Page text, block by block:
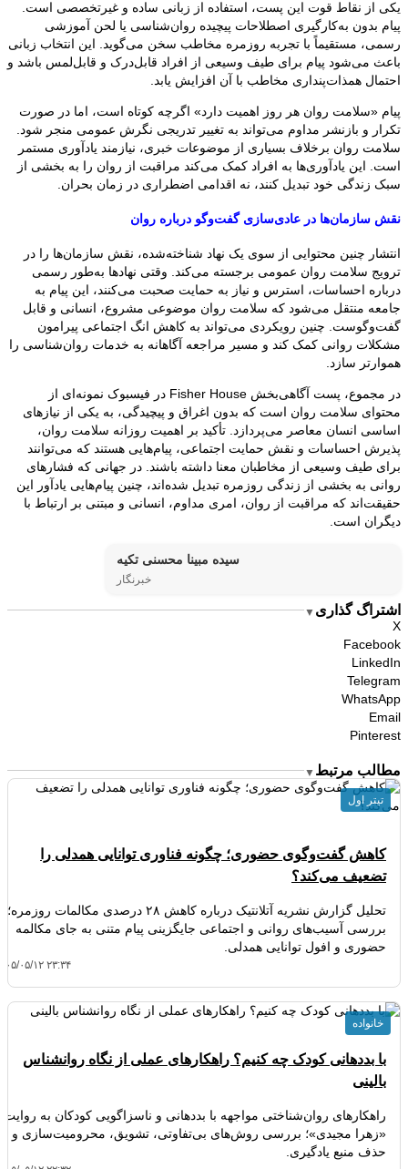
یکی از نقاط قوت این پست، استفاده از زبانی ساده و غیرتخصصی است.
پیام بدون به‌کارگیری اصطلاحات پیچیده روان‌شناسی یا لحن آموزشی
رسمی، مستقیماً با تجربه روزمره مخاطب سخن می‌گوید. این انتخاب زبانی
باعث می‌شود پیام برای طیف وسیعی از افراد قابل‌درک و قابل‌لمس باشد و
احتمال همذات‌پنداری مخاطب با آن افزایش یابد.
پیام «سلامت روان هر روز اهمیت دارد» اگرچه کوتاه است، اما در صورت
تکرار و بازنشر مداوم می‌تواند به تغییر تدریجی نگرش عمومی منجر شود.
سلامت روان برخلاف بسیاری از موضوعات خبری، نیازمند یادآوری مستمر
است. این یادآوری‌ها به افراد کمک می‌کند مراقبت از روان را به بخشی از
سبک زندگی خود تبدیل کنند، نه اقدامی اضطراری در زمان بحران.
نقش سازمان‌ها در عادی‌سازی گفت‌وگو درباره روان
انتشار چنین محتوایی از سوی یک نهاد شناخته‌شده، نقش سازمان‌ها را در
ترویج سلامت روان عمومی برجسته می‌کند. وقتی نهادها به‌طور رسمی
درباره احساسات، استرس و نیاز به حمایت صحبت می‌کنند، این پیام به
جامعه منتقل می‌شود که سلامت روان موضوعی مشروع، انسانی و قابل
گفت‌وگوست. چنین رویکردی می‌تواند به کاهش انگ اجتماعی پیرامون
مشکلات روانی کمک کند و مسیر مراجعه آگاهانه به خدمات روان‌شناسی را
هموارتر سازد.
در مجموع، پست آگاهی‌بخش Fisher House در فیسبوک نمونه‌ای از
محتوای سلامت روان است که بدون اغراق و پیچیدگی، به یکی از نیازهای
اساسی انسان معاصر می‌پردازد. تأکید بر اهمیت روزانه سلامت روان،
پذیرش احساسات و نقش حمایت اجتماعی، پیام‌هایی هستند که می‌توانند
برای طیف وسیعی از مخاطبان معنا داشته باشند. در جهانی که فشارهای
روانی به بخشی از زندگی روزمره تبدیل شده‌اند، چنین پیام‌هایی یادآور این
حقیقت‌اند که مراقبت از روان، امری مداوم، انسانی و مبتنی بر ارتباط با
دیگران است.
سیده مبینا محسنی تکیه
خبرنگار
اشتراگ گذاری ▼
X
Facebook
LinkedIn
Telegram
WhatsApp
Email
Pinterest
مطالب مرتبط ▼
کاهش گفت‌وگوی حضوری؛ چگونه فناوری توانایی همدلی را
تضعیف می‌کند؟
تحلیل گزارش نشریه آتلانتیک درباره کاهش ۲۸ درصدی مکالمات روزمره؛
بررسی آسیب‌های روانی و اجتماعی جایگزینی پیام متنی به جای مکالمه
حضوری و افول توانایی همدلی.
۱۴۰۵/۰۵/۱۲
تیتر اول
با بددهانی کودک چه کنیم؟ راهکارهای عملی از نگاه روانشناس
بالینی
راهکارهای روان‌شناختی مواجهه با بددهانی و ناسزاگویی کودکان به روایت
«زهرا مجیدی»؛ بررسی روش‌های بی‌تفاوتی، تشویق، محرومیت‌سازی و
حذف منبع یادگیری.
خانواده